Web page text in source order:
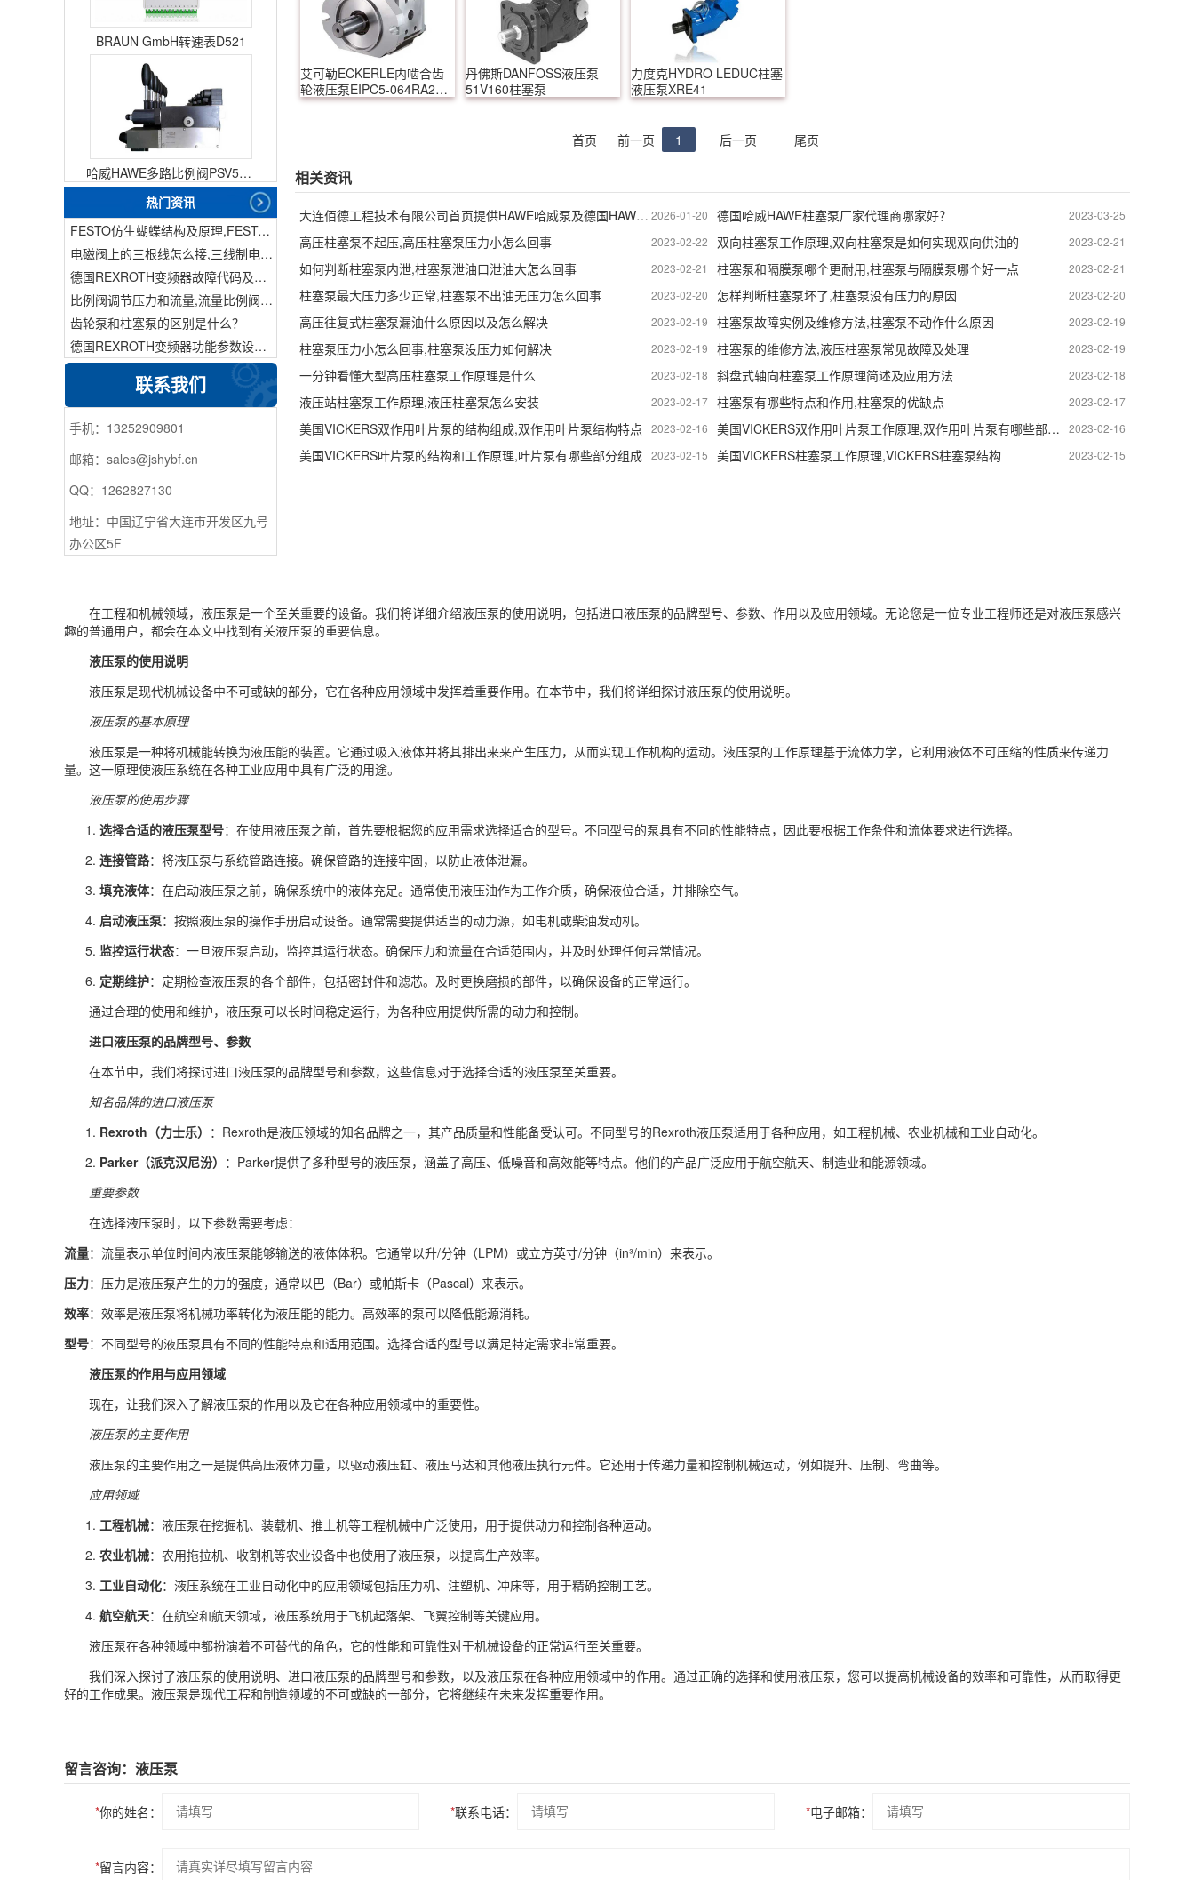
BRAUN GmbH转速表D521
哈威HAWE多路比例阀PSV51-3
热门资讯
FESTO仿生蝴蝶结构及原理,FESTO仿生蝴蝶具有什么功能
电磁阀上的三根线怎么接,三线制电磁阀接线
德国REXROTH变频器故障代码及故障解决方法
比例阀调节压力和流量,流量比例阀的控制方法
齿轮泵和柱塞泵的区别是什么？
德国REXROTH变频器功能参数设置与操作方法介绍。
联系我们
手机：13252909801
邮箱：sales@jshybf.cn
QQ：1262827130
地址：中国辽宁省大连市开发区九号
办公区5F
艾可勒ECKERLE内啮合齿
轮液压泵EIPC5-064RA23-
1x
丹佛斯DANFOSS液压泵
51V160柱塞泵
力度克HYDRO LEDUC柱塞
液压泵XRE41
首页 前一页 1 后一页 尾页
相关资讯
2026-01-20
大连佰德工程技术有限公司首页提供HAWE哈威泵及德国HAWE比例阀 2023-03-25
德国哈威HAWE柱塞泵厂家代理商哪家好？
2023-02-22
高压柱塞泵不起压,高压柱塞泵压力小怎么回事 2023-02-21
双向柱塞泵工作原理,双向柱塞泵是如何实现双向供油的
2023-02-21
如何判断柱塞泵内泄,柱塞泵泄油口泄油大怎么回事 2023-02-21
柱塞泵和隔膜泵哪个更耐用,柱塞泵与隔膜泵哪个好一点
2023-02-20
柱塞泵最大压力多少正常,柱塞泵不出油无压力怎么回事 2023-02-20
怎样判断柱塞泵坏了,柱塞泵没有压力的原因
2023-02-19
高压往复式柱塞泵漏油什么原因以及怎么解决 2023-02-19
柱塞泵故障实例及维修方法,柱塞泵不动作什么原因
2023-02-19
柱塞泵压力小怎么回事,柱塞泵没压力如何解决 2023-02-19
柱塞泵的维修方法,液压柱塞泵常见故障及处理
2023-02-18
一分钟看懂大型高压柱塞泵工作原理是什么 2023-02-18
斜盘式轴向柱塞泵工作原理简述及应用方法
2023-02-17
液压站柱塞泵工作原理,液压柱塞泵怎么安装 2023-02-17
柱塞泵有哪些特点和作用,柱塞泵的优缺点
2023-02-16
美国VICKERS双作用叶片泵的结构组成,双作用叶片泵结构特点 2023-02-16
美国VICKERS双作用叶片泵工作原理,双作用叶片泵有哪些部分组成
2023-02-15
美国VICKERS叶片泵的结构和工作原理,叶片泵有哪些部分组成 2023-02-15
美国VICKERS柱塞泵工作原理,VICKERS柱塞泵结构
在工程和机械领域，液压泵是一个至关重要的设备。我们将详细介绍液压泵的使用说明，包括进口液压泵的品牌型号、参数、作用以及应用领域。无论您是一位专业工程师还是对液压泵感兴
趣的普通用户，都会在本文中找到有关液压泵的重要信息。
液压泵的使用说明
液压泵是现代机械设备中不可或缺的部分，它在各种应用领域中发挥着重要作用。在本节中，我们将详细探讨液压泵的使用说明。
液压泵的基本原理
液压泵是一种将机械能转换为液压能的装置。它通过吸入液体并将其排出来来产生压力，从而实现工作机构的运动。液压泵的工作原理基于流体力学，它利用液体不可压缩的性质来传递力
量。这一原理使液压系统在各种工业应用中具有广泛的用途。
液压泵的使用步骤
选择合适的液压泵型号：在使用液压泵之前，首先要根据您的应用需求选择适合的型号。不同型号的泵具有不同的性能特点，因此要根据工作条件和流体要求进行选择。
连接管路：将液压泵与系统管路连接。确保管路的连接牢固，以防止液体泄漏。
填充液体：在启动液压泵之前，确保系统中的液体充足。通常使用液压油作为工作介质，确保液位合适，并排除空气。
启动液压泵：按照液压泵的操作手册启动设备。通常需要提供适当的动力源，如电机或柴油发动机。
监控运行状态：一旦液压泵启动，监控其运行状态。确保压力和流量在合适范围内，并及时处理任何异常情况。
定期维护：定期检查液压泵的各个部件，包括密封件和滤芯。及时更换磨损的部件，以确保设备的正常运行。
通过合理的使用和维护，液压泵可以长时间稳定运行，为各种应用提供所需的动力和控制。
进口液压泵的品牌型号、参数
在本节中，我们将探讨进口液压泵的品牌型号和参数，这些信息对于选择合适的液压泵至关重要。
知名品牌的进口液压泵
Rexroth（力士乐） ：Rexroth是液压领域的知名品牌之一，其产品质量和性能备受认可。不同型号的Rexroth液压泵适用于各种应用，如工程机械、农业机械和工业自动化。
Parker（派克汉尼汾） ：Parker提供了多种型号的液压泵，涵盖了高压、低噪音和高效能等特点。他们的产品广泛应用于航空航天、制造业和能源领域。
重要参数
在选择液压泵时，以下参数需要考虑：
流量：流量表示单位时间内液压泵能够输送的液体体积。它通常以升/分钟（LPM）或立方英寸/分钟（in³/min）来表示。
压力：压力是液压泵产生的力的强度，通常以巴（Bar）或帕斯卡（Pascal）来表示。
效率：效率是液压泵将机械功率转化为液压能的能力。高效率的泵可以降低能源消耗。
型号：不同型号的液压泵具有不同的性能特点和适用范围。选择合适的型号以满足特定需求非常重要。
液压泵的作用与应用领域
现在，让我们深入了解液压泵的作用以及它在各种应用领域中的重要性。
液压泵的主要作用
液压泵的主要作用之一是提供高压液体力量，以驱动液压缸、液压马达和其他液压执行元件。它还用于传递力量和控制机械运动，例如提升、压制、弯曲等。
应用领域
工程机械：液压泵在挖掘机、装载机、推土机等工程机械中广泛使用，用于提供动力和控制各种运动。
农业机械：农用拖拉机、收割机等农业设备中也使用了液压泵，以提高生产效率。
工业自动化：液压系统在工业自动化中的应用领域包括压力机、注塑机、冲床等，用于精确控制工艺。
航空航天：在航空和航天领域，液压系统用于飞机起落架、飞翼控制等关键应用。
液压泵在各种领域中都扮演着不可替代的角色，它的性能和可靠性对于机械设备的正常运行至关重要。
我们深入探讨了液压泵的使用说明、进口液压泵的品牌型号和参数，以及液压泵在各种应用领域中的作用。通过正确的选择和使用液压泵，您可以提高机械设备的效率和可靠性，从而取得更
好的工作成果。液压泵是现代工程和制造领域的不可或缺的一部分，它将继续在未来发挥重要作用。
留言咨询：液压泵
*你的姓名： *联系电话： *电子邮箱：
*留言内容：